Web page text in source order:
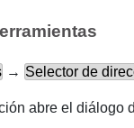
→ Selector de
abre el diálogo